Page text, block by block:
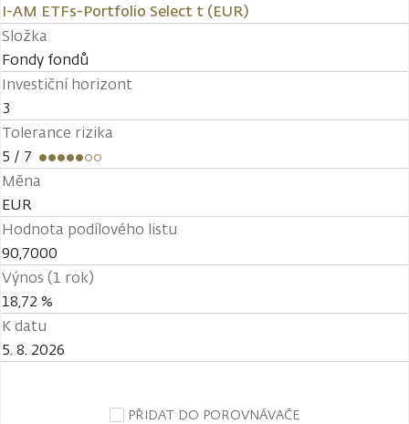
I-AM ETFs-Portfolio Select t (EUR)
Složka
Fondy fondů
Investiční horizont
3
Tolerance rizika
5 / 7
Měna
EUR
Hodnota podílového listu
90,7000
Výnos (1 rok)
18,72 %
K datu
5. 8. 2026
PŘIDAT DO POROVNÁVAČE